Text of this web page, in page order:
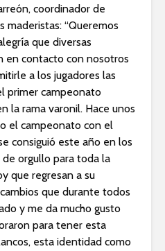
coordinador de
maderistas: “Queremos
que diversas
en contacto con nosotros
a los jugadores las
primer campeonato
la rama varonil. Hace unos
el campeonato con el
consiguió este año en los
orgullo para toda la
que regresan a su
que durante todos
y me da mucho gusto
para tener esta
esta identidad como